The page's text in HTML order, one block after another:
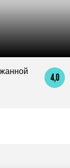
4,0